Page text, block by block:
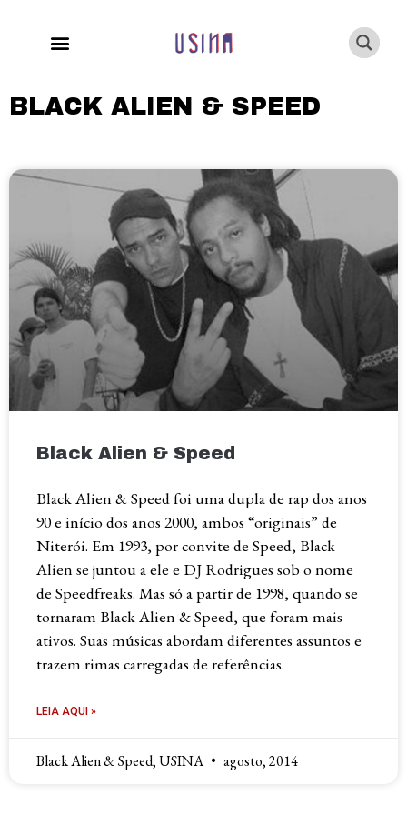
BLACK ALIEN & SPEED
Black Alien & Speed
Black Alien & Speed foi uma dupla de rap dos anos
90 e início dos anos 2000, ambos “originais” de
Niterói. Em 1993, por convite de Speed, Black
Alien se juntou a ele e DJ Rodrigues sob o nome
de Speedfreaks. Mas só a partir de 1998, quando se
tornaram Black Alien & Speed, que foram mais
ativos. Suas músicas abordam diferentes assuntos e
trazem rimas carregadas de referências.
LEIA AQUI »
Black Alien & Speed, USINA agosto, 2014